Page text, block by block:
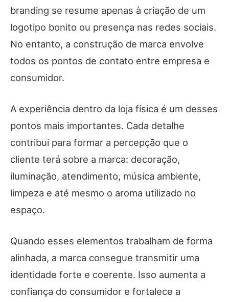
branding se resume apenas à criação de um
logotipo bonito ou presença nas redes sociais.
No entanto, a construção de marca envolve
todos os pontos de contato entre empresa e
consumidor.
A experiência dentro da loja física é um desses
pontos mais importantes. Cada detalhe
contribui para formar a percepção que o
cliente terá sobre a marca: decoração,
iluminação, atendimento, música ambiente,
limpeza e até mesmo o aroma utilizado no
espaço.
Quando esses elementos trabalham de forma
alinhada, a marca consegue transmitir uma
identidade forte e coerente. Isso aumenta a
confiança do consumidor e fortalece a